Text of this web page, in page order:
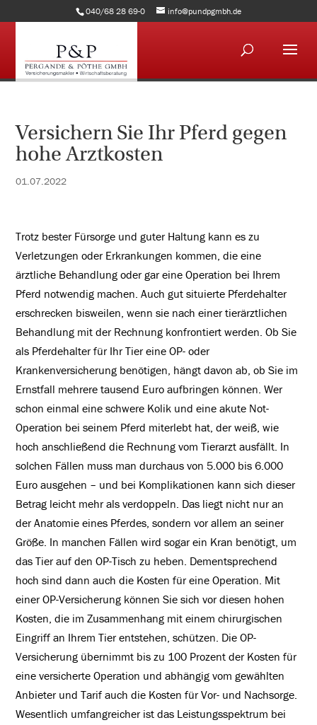
040/68 28 69-0 info@pundpgmbh.de
Versichern Sie Ihr Pferd gegen
hohe Arztkosten
01.07.2022
Trotz bester Fürsorge und guter Haltung kann es zu
Verletzungen oder Erkrankungen kommen, die eine
ärztliche Behandlung oder gar eine Operation bei Ihrem
Pferd notwendig machen. Auch gut situierte Pferdehalter
erschrecken bisweilen, wenn sie nach einer tierärztlichen
Behandlung mit der Rechnung konfrontiert werden. Ob Sie
als Pferdehalter für Ihr Tier eine OP- oder
Krankenversicherung benötigen, hängt davon ab, ob Sie im
Ernstfall mehrere tausend Euro aufbringen können. Wer
schon einmal eine schwere Kolik und eine akute Not-
Operation bei seinem Pferd miterlebt hat, der weiß, wie
hoch anschließend die Rechnung vom Tierarzt ausfällt. In
solchen Fällen muss man durchaus von 5.000 bis 6.000
Euro ausgehen – und bei Komplikationen kann sich dieser
Betrag leicht mehr als verdoppeln. Das liegt nicht nur an
der Anatomie eines Pferdes, sondern vor allem an seiner
Größe. In manchen Fällen wird sogar ein Kran benötigt, um
das Tier auf den OP-Tisch zu heben. Dementsprechend
hoch sind dann auch die Kosten für eine Operation. Mit
einer OP-Versicherung können Sie sich vor diesen hohen
Kosten, die im Zusammenhang mit einem chirurgischen
Eingriff an Ihrem Tier entstehen, schützen. Die OP-
Versicherung übernimmt bis zu 100 Prozent der Kosten für
eine versicherte Operation und abhängig vom gewählten
Anbieter und Tarif auch die Kosten für Vor- und Nachsorge.
Wesentlich umfangreicher ist das Leistungsspektrum bei